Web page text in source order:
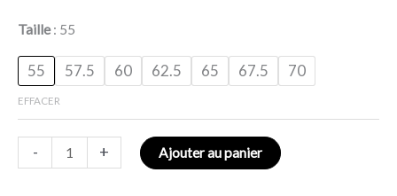
Taille 55
55 57.5 60 62.5 65 67.5 70
EFFACER
- + Ajouter au panier